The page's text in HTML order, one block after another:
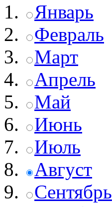
Январь
Февраль
Март
Апрель
Май
Июнь
Июль
Август
Сентябрь